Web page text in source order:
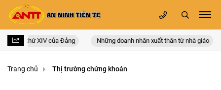
lần thứ XIV của Đảng Những doanh nhân xuất thân từ nhà giáo
Trang chủ Thị trường chứng khoán